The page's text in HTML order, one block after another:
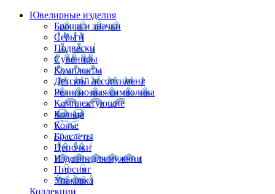
Ювелирные изделия
Броши и значки
Серьги
Подвески
Сувениры
Комплекты
Детский ассортимент
Религиозная символика
Комплектующие
Кольца
Колье
Браслеты
Цепочки
Изделия для мужчин
Пирсинг
Упаковка
Коллекции